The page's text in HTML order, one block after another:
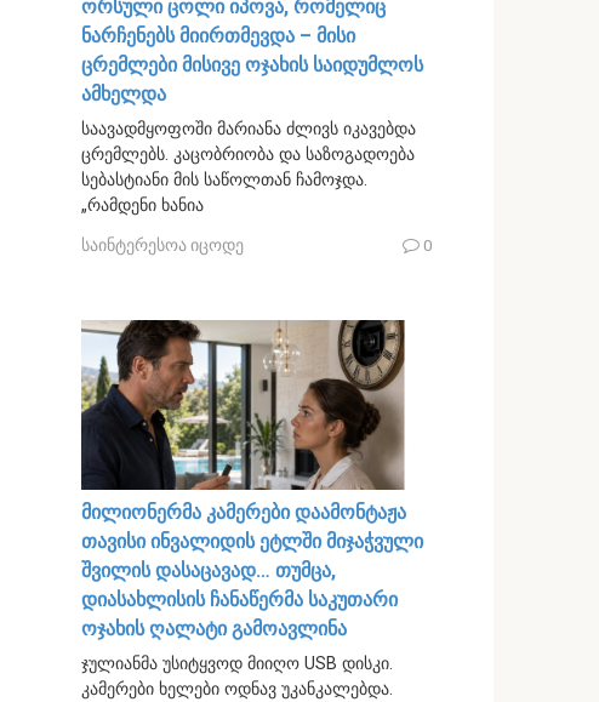
ორსული ცოლი იპოვა, რომელიც
ნარჩენებს მიირთმევდა – მისი
ცრემლები მისივე ოჯახის საიდუმლოს
ამხელდა
საავადმყოფოში მარიანა ძლივს იკავებდა
ცრემლებს. კაცობრიობა და საზოგადოება
სებასტიანი მის საწოლთან ჩამოჯდა.
„რამდენი ხანია
საინტერესოა იცოდე 0
მილიონერმა კამერები დაამონტაჟა
თავისი ინვალიდის ეტლში მიჯაჭვული
შვილის დასაცავად… თუმცა,
დიასახლისის ჩანაწერმა საკუთარი
ოჯახის ღალატი გამოავლინა
ჯულიანმა უსიტყვოდ მიიღო USB დისკი.
კამერები ხელები ოდნავ უკანკალებდა.